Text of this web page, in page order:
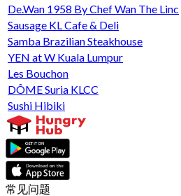
De.Wan 1958 By Chef Wan The Linc
Sausage KL Cafe & Deli
Samba Brazilian Steakhouse
YEN at W Kuala Lumpur
Les Bouchon
DÔME Suria KLCC
Sushi Hibiki
常见问题